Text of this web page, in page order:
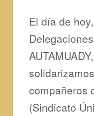
El día de
compañeros
(Sindicato